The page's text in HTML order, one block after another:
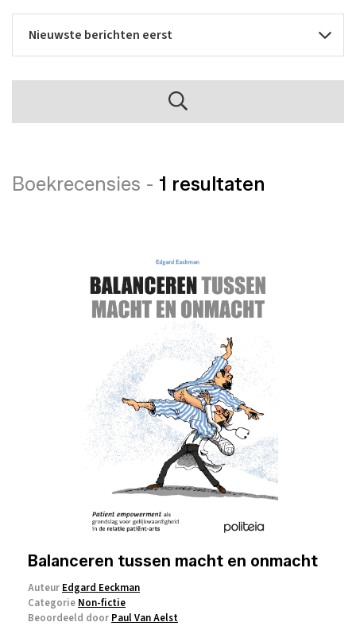
Boekrecensies - 1 resultaten
Balanceren tussen macht en onmacht
Auteur Edgard Eeckman
Categorie Non-fictie
Beoordeeld door Paul Van Aelst